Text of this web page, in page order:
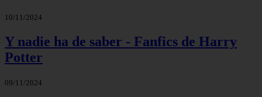
10/11/2024
Y nadie ha de saber - Fanfics de Harry
Potter
09/11/2024